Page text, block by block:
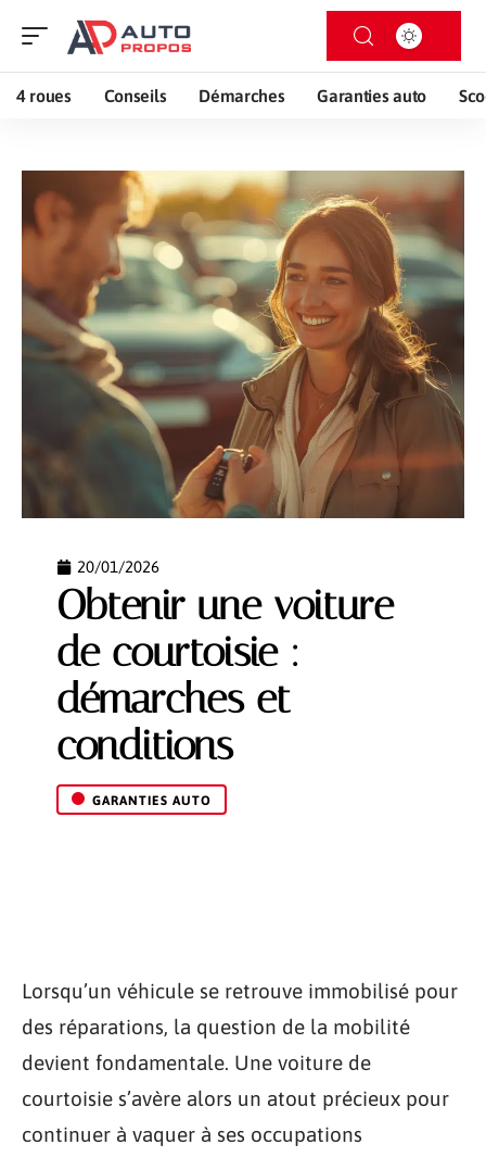
4 roues Conseils Démarches Garanties auto
20/01/2026
Obtenir une voiture
de courtoisie :
démarches et
conditions
GARANTIES AUTO
Lorsqu’un véhicule se retrouve immobilisé pour
des réparations, la question de la mobilité
devient fondamentale. Une voiture de
courtoisie s’avère alors un atout précieux pour
continuer à vaquer à ses occupations